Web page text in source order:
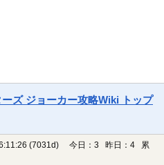
ズ ジョーカー攻略Wiki トップ
(7031d)
今日：3 昨日：4 累